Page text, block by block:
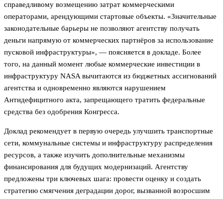
справедливому возмещению затрат коммерческими
операторами, арендующими стартовые объекты. «Значительные
законодательные барьеры не позволяют агентству получать
деньги напрямую от коммерческих партнёров за использование
пусковой инфраструктуры», — поясняется в докладе. Более
того, на данный момент любые коммерческие инвестиции в
инфраструктуру NASA вычитаются из бюджетных ассигнований
агентства и одновременно являются нарушением
Антидефицитного акта, запрещающего тратить федеральные
средства без одобрения Конгресса.
Доклад рекомендует в первую очередь улучшить транспортные
сети, коммунальные системы и инфраструктуру распределения
ресурсов, а также изучить дополнительные механизмы
финансирования для будущих модернизаций. Агентству
предложены три ключевых шага: провести оценку и создать
стратегию смягчения деградации дорог, вызванной возросшим